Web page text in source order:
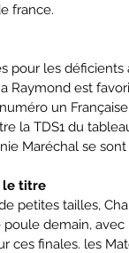
france.
pour les
Raymond est
un
la TDS1 du
Maréchal se
le titre
petites tailles,
demain,
ces finales. les